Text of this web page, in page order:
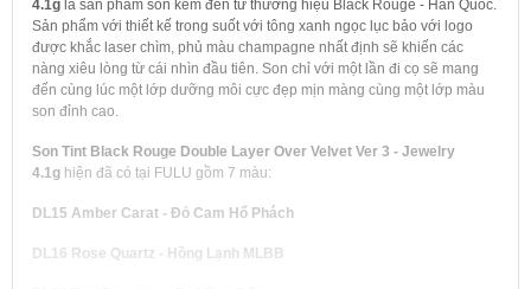
4.1g là sản phẩm son kem đến từ thương hiệu Black Rouge - Hàn Quốc.
Sản phẩm với thiết kế trong suốt với tông xanh ngọc lục bảo với logo
được khắc laser chìm, phủ màu champagne nhất định sẽ khiến các
nàng xiêu lòng từ cái nhìn đầu tiên. Son chỉ với một lần đi cọ sẽ mang
đến cùng lúc một lớp dưỡng môi cực đẹp mịn màng cùng một lớp màu
son đỉnh cao.
Son Tint Black Rouge Double Layer Over Velvet Ver 3 - Jewelry
4.1g hiện đã có tại FULU gồm 7 màu:
DL15 Amber Carat - Đỏ Cam Hổ Phách
DL16 Rose Quartz - Hồng Lạnh MLBB